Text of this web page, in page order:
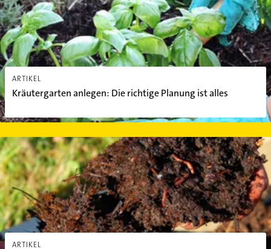
ARTIKEL
Kräutergarten anlegen: Die richtige Planung ist alles
ARTIKEL
Kompost: So können Sie das schwarze Gold im Garten nutzen